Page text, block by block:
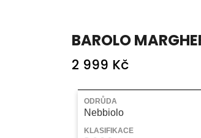
BAROLO
2 999 Kč
Měrná
cena:
ODRŮDA
Nebbiolo
KLASIFIKACE